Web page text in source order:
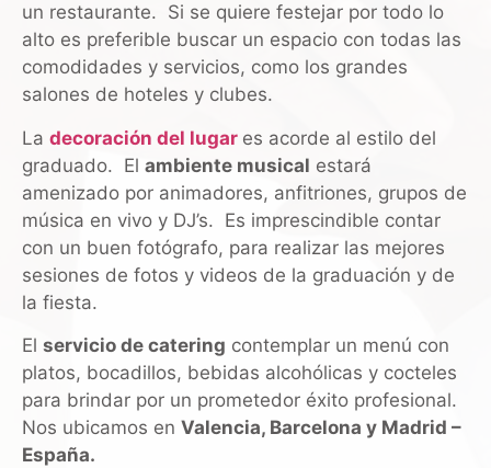
un restaurante. Si se quiere festejar por todo lo
alto es preferible buscar un espacio con todas las
comodidades y servicios, como los grandes
salones de hoteles y clubes.
La decoración del lugar es acorde al estilo del
graduado. El ambiente musical estará
amenizado por animadores, anfitriones, grupos de
música en vivo y DJ’s. Es imprescindible contar
con un buen fotógrafo, para realizar las mejores
sesiones de fotos y videos de la graduación y de
la fiesta.
El servicio de catering contemplar un menú con
platos, bocadillos, bebidas alcohólicas y cocteles
para brindar por un prometedor éxito profesional.
Nos ubicamos en Valencia, Barcelona y Madrid –
España.